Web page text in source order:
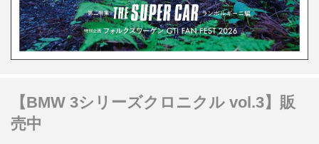
【BMW 3シリーズクロニクル vol.3】販
売中